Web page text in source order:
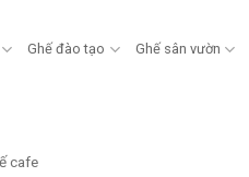
Ghế đào tạo Ghế sân vườn
cafe